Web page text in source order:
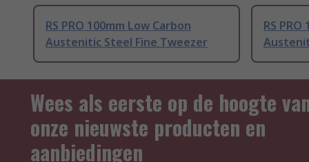
RS PRO 100mm Low Carbon
Austenitic Steel Fine Tweezer
RS
Wees als eerste op de hoogte
onze nieuwste producten en
aanbiedingen